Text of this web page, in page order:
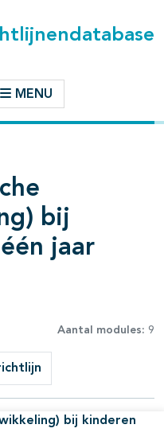
MENU
bij
jaar
Aantal modules: 9
bij kinderen